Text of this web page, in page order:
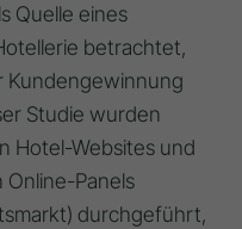
Quelle eines
betrachtet,
Kundengewinnung
Studie wurden
Hotel-Websites und
Panels
durchgeführt,